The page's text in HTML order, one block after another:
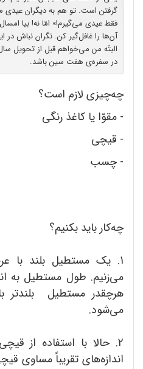
گرفتن است. تو هم به دیگران
فقط عیدی می‌گیرم!» امّا نه! بیا
آن‌ها را غافل‌گیر کن. نگران نباش در
البتّه من می‌خواهم قبل از تحویل
در سفره‌ی هفت سین باشد.
چه‌چیزی لازم است؟
- مقوّا یا کاغذ رنگی
- قیچی
- چسب
چه‌کار باید بکنیم؟
می‌زنیم. طول مستطیل به
هرچقدر مستطیل بلندتر
می‌شود.
2. حالا با استفاده از
اندازه‌های تقریباً مساوی